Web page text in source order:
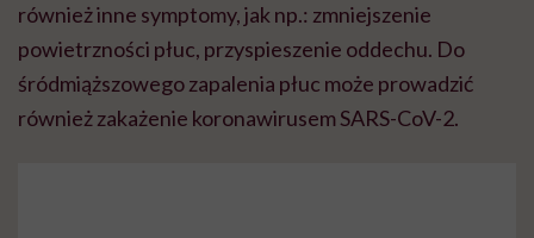
również inne symptomy, jak np.: zmniejszenie
powietrzności płuc, przyspieszenie oddechu. Do
śródmiąższowego zapalenia płuc może prowadzić
równieżzakażenie koronawirusem SARS-CoV-2.